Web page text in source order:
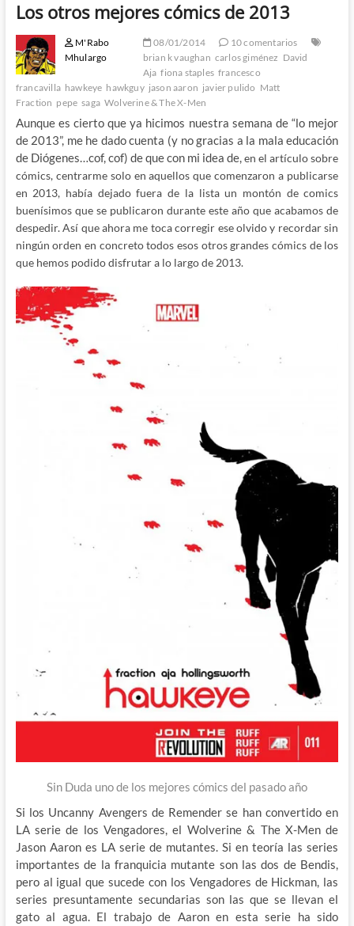
Los otros mejores cómics de 2013
M'Rabo
Mhulargo
08/01/2014
10 comentarios
brian k vaughan carlos giménez David
Aja fiona staples francesco
francavilla hawkeye hawkguy jason aaron javier pulido Matt
Fraction pepe saga Wolverine & The X-Men
Aunque es cierto que ya hicimos nuestra semana de “lo mejor
de 2013”, me he dado cuenta (y no gracias a la mala educación
de Diógenes…cof, cof) de que con mi idea de,en el artículo sobre
cómics, centrarme solo en aquellos que comenzaron a publicarse
en 2013, había dejado fuera de la lista un montón de comics
buenísimos que se publicaron durante este año que acabamos de
despedir. Así que ahora me toca corregir ese olvido y recordar sin
ningún orden en concreto todos esos otros grandes cómics de los
que hemos podido disfrutar a lo largo de 2013.
Sin Duda uno de los mejores cómics del pasado año
Si los Uncanny Avengers de Remender se han convertido en
LA serie de los Vengadores, el Wolverine & The X-Men de
Jason Aaron es LA serie de mutantes. Si en teoría las series
importantes de la franquicia mutante son las dos de Bendis,
pero al igual que sucede con los Vengadores de Hickman, las
series presuntamente secundarias son las que se llevan el
gato al agua. El trabajo de Aaron en esta serie ha sido